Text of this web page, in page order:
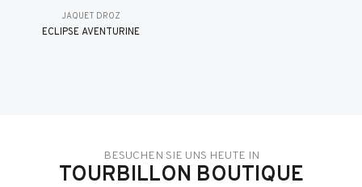
JAQUET DROZ
ÉCLIPSE AVENTURINE
BESUCHEN SIE UNS HEUTE IN
TOURBILLON BOUTIQUE